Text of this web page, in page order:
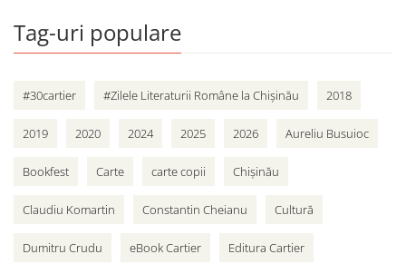
Tag-uri populare
#30cartier #Zilele Literaturii Române la Chișinău 2018
2019 2020 2024 2025 2026 Aureliu Busuioc
Bookfest Carte carte copii Chișinău
Claudiu Komartin Constantin Cheianu Cultură
Dumitru Crudu eBook Cartier Editura Cartier